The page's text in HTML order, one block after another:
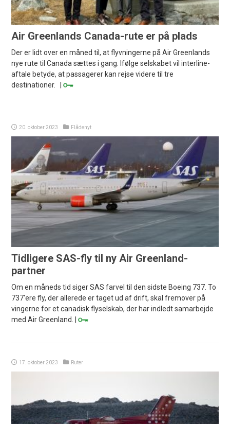
Air Greenlands Canada-rute er på plads
Der er lidt over en måned til, at flyvningerne på Air Greenlands
nye rute til Canada sættes i gang. Ifølge selskabet vil interline-
aftale betyde, at passagerer kan rejse videre til tre
destinationer. |
20. oktober 2023 Flådenyt
Tidligere SAS-fly til ny Air Greenland-
partner
Om en måneds tid siger SAS farvel til den sidste Boeing 737. To
737'ere fly, der allerede er taget ud af drift, skal fremover på
vingerne for et canadisk flyselskab, der har indledt samarbejde
med Air Greenland. |
17. oktober 2023 Ruter